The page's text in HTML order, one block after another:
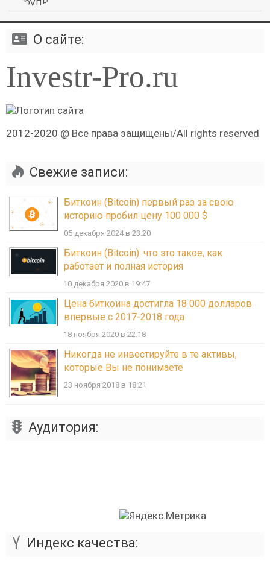
О сайте:
Investr-Pro.ru
2012-2020 @ Все права защищены/All rights reserved
Свежие записи:
Биткоин (Bitcoin) первый раз за свою
историю пробил цену 100 000 $
05 декабря 2024 в 23:20
Биткоин (Bitcoin): что это такое, как
работает и полная история
10 декабря 2020 в 19:47
Цена биткоина достигла 18 000 долларов
впервые с 2017-2018 года
18 ноября 2020 в 22:18
Никогда не инвестируйте в те активы,
которые Вы не понимаете
23 ноября 2018 в 18:21
Аудитория:
Индекс качества: